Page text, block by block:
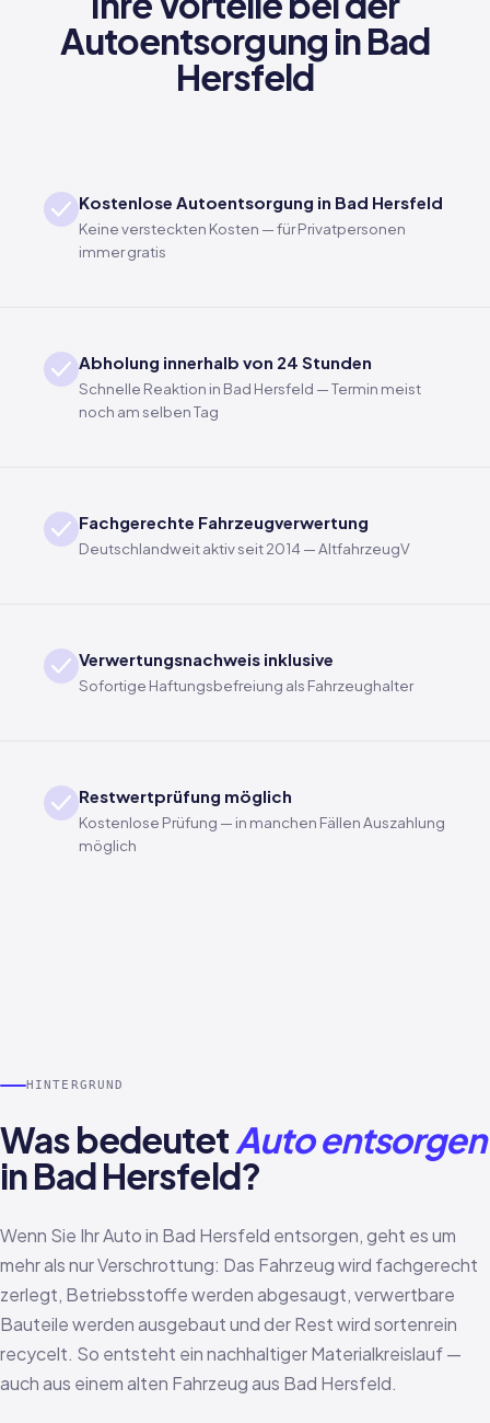
Autoentsorgung in Bad
Hersfeld
Kostenlose Autoentsorgung in Bad Hersfeld
Keine versteckten Kosten — für Privatpersonen
immer gratis
Abholung innerhalb von 24 Stunden
Schnelle Reaktion in Bad Hersfeld — Termin meist
noch am selben Tag
Fachgerechte Fahrzeugverwertung
Deutschlandweit aktiv seit 2014 — AltfahrzeugV
Verwertungsnachweis inklusive
Sofortige Haftungsbefreiung als Fahrzeughalter
Restwertprüfung möglich
Kostenlose Prüfung — in manchen Fällen Auszahlung
möglich
HINTERGRUND
Was bedeutetAuto entsorgen
in Bad Hersfeld?
Wenn Sie Ihr Auto in Bad Hersfeld entsorgen, geht es um
mehr als nur Verschrottung: Das Fahrzeug wird fachgerecht
zerlegt, Betriebsstoffe werden abgesaugt, verwertbare
Bauteile werden ausgebaut und der Rest wird sortenrein
recycelt. So entsteht ein nachhaltiger Materialkreislauf —
auch aus einem alten Fahrzeug aus Bad Hersfeld.